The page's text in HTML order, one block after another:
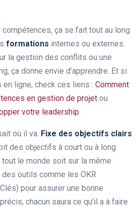
ça se fait tout au long
formations internes ou externes.
la gestion des conflits ou une
ça donne envie d’apprendre. Et si
ligne, check ces liens : Comment
en gestion de projet ou
votre leadership.
où il va. Fixe des objectifs clairs
des objectifs à court ou à long
le monde soit sur la même
des outils comme les OKR
pour assurer une bonne
chacun saura ce qu’il a à faire